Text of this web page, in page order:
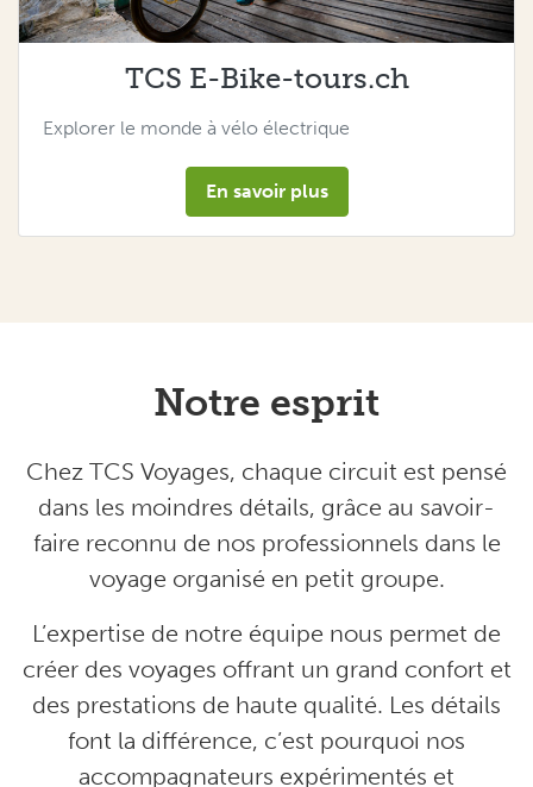
TCS E-Bike-tours.ch
Explorer le monde à vélo électrique
En savoir plus
Notre esprit
Chez TCS Voyages, chaque circuit est pensé
dans les moindres détails, grâce au savoir-
faire reconnu de nos professionnels dans le
voyage organisé en petit groupe.
L’expertise de notre équipe nous permet de
créer des voyages offrant un grand confort et
des prestations de haute qualité. Les détails
font la différence, c’est pourquoi nos
accompagnateurs expérimentés et